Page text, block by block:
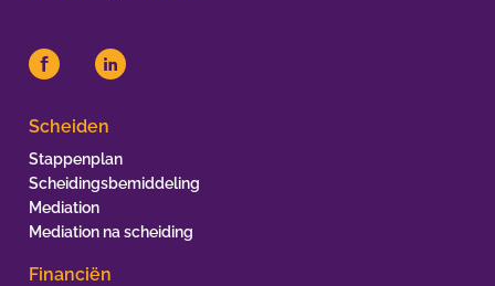
Scheiden
Stappenplan
Scheidingsbemiddeling
Mediation
Mediation na scheiding
Financiën